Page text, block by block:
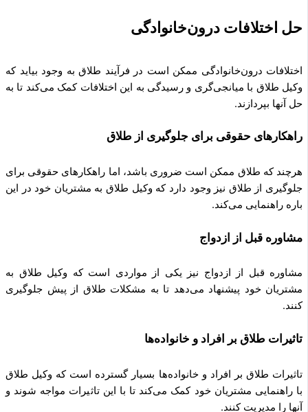
حل اختلافات درون‌خانوادگی
اختلافات درون‌خانوادگی ممکن است در فرآیند طلاق به وجود بیاید که
وکیل طلاق با میانجی‌گری و رسیدگی به این اختلافات کمک می‌کند تا به
حل آنها بپردازند.
راهکارهای حقوقی برای جلوگیری از طلاق
هرچند که طلاق ممکن است ضروری باشد، اما راهکارهای حقوقی برای
جلوگیری از طلاق نیز وجود دارد که وکیل طلاق به مشتریان خود در این
باره راهنمایی می‌کند.
مشاوره قبل از ازدواج
مشاوره قبل از ازدواج نیز یکی از مواردی است که وکیل طلاق به
مشتریان خود پیشنهاد می‌دهد تا به مشکلات طلاق از پیش جلوگیری
کنند.
تاثیرات طلاق بر افراد و خانواده‌ها
تاثیرات طلاق بر افراد و خانواده‌ها بسیار گسترده است که وکیل طلاق
با راهنمایی مشتریان خود کمک می‌کند تا با این تاثیرات مواجه شوند و
آنها را مدیریت کنند.